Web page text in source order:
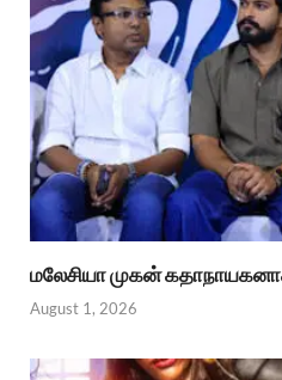
மலேசியா முகன்
August 1, 2026